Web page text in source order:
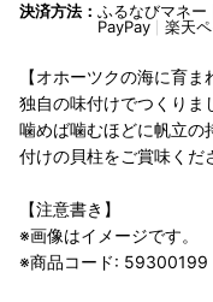
決済方法： ふるなびマネー
PayPay
楽天
【オホーツクの海に育ま
独自の味付けでつくりま
噛めば噛むほどに帆立の
付けの貝柱をご賞味くだ
【注意書き】
※画像はイメージです。
※商品コード: 59300199